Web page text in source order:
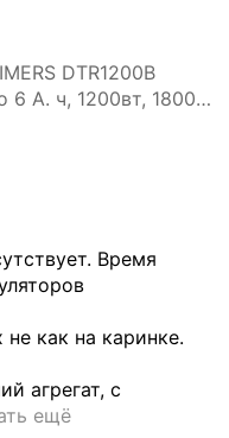
DTR1200B
6 А. ч, 1200вт, 18000
Время
как на каринке.
агрегат, с
ещё